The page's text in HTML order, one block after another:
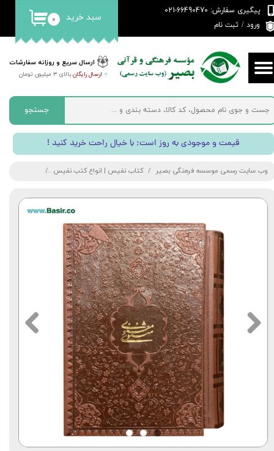
ارسال سریع و روزانه سفارشات
> ارسال رایگانبالای 3 میلیون تومان
پیگیری سفارش: 66490470-021
ورود / ثبت نام
حساب کاربری من
تغییر گذر واژه
سفارشات
خروج از حساب کاربری
۰ سبد خرید
جستجو
! قیمت و موجودی به روز است; با خیال راحت خرید کنید
وب سایت رسمی موسسه فرهنگی بصیر کتاب نفیس | انواع کتب نفیس